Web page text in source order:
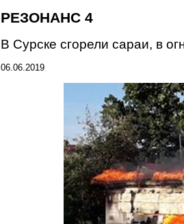
РЕЗОНАНС 4
В Сурске сгорели сараи, в
06.06.2019